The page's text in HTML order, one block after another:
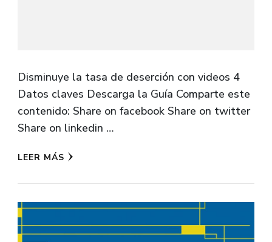
Disminuye la tasa de deserción con videos 4
Datos claves Descarga la Guía Comparte este
contenido: Share on facebook Share on twitter
Share on linkedin …
LEER MÁS